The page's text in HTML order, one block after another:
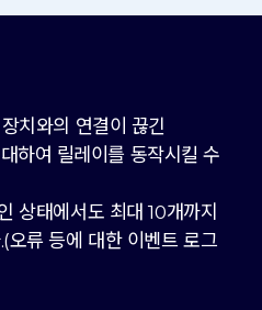
와의 연결이 끊긴
하여 릴레이를 동작시킬 수
태에서도 최대 10개까지
오류 등에 대한 이벤트 로그